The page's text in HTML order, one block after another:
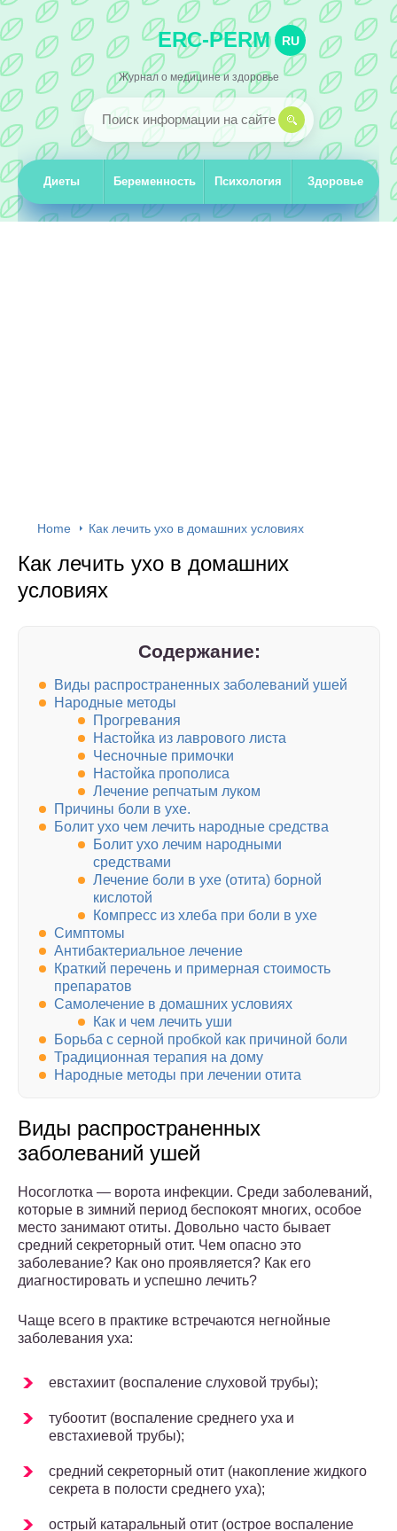
ERC-PERM RU
Журнал о медицине и здоровье
Диеты Беременность Психология Здоровье
Home Как лечить ухо в домашних условиях
Как лечить ухо в домашних
условиях
Содержание:
Виды распространенных заболеваний ушей
Народные методы
Прогревания
Настойка из лаврового листа
Чесночные примочки
Настойка прополиса
Лечение репчатым луком
Причины боли в ухе.
Болит ухо чем лечить народные средства
Болит ухо лечим народными
средствами
Лечение боли в ухе (отита) борной
кислотой
Компресс из хлеба при боли в ухе
Симптомы
Антибактериальное лечение
Краткий перечень и примерная стоимость
препаратов
Самолечение в домашних условиях
Как и чем лечить уши
Борьба с серной пробкой как причиной боли
Традиционная терапия на дому
Народные методы при лечении отита
Виды распространенных
заболеваний ушей
Носоглотка — ворота инфекции. Среди заболеваний,
которые в зимний период беспокоят многих, особое
место занимают отиты. Довольно часто бывает
средний секреторный отит. Чем опасно это
заболевание? Как оно проявляется? Как его
диагностировать и успешно лечить?
Чаще всего в практике встречаются негнойные
заболевания уха:
евстахиит (воспаление слуховой трубы);
тубоотит (воспаление среднего уха и
евстахиевой трубы);
средний секреторный отит (накопление жидкого
секрета в полости среднего уха);
острый катаральный отит (острое воспаление